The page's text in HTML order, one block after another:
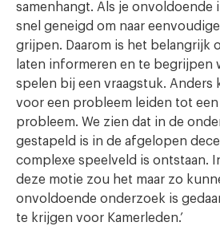
samenhangt. Als je onvoldoende
snel geneigd om naar
grijpen. Daarom is het belangrijk
laten informeren en te begrijpen
spelen bij een vraagstuk. Anders
voor een probleem leiden tot
probleem. We zien dat in de
gestapeld is in de afgelopen
complexe speelveld is ontstaan.
deze motie zou het maar zo
onvoldoende onderzoek is
te krijgen voor Kamerleden.’